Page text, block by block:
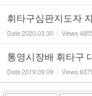
휘타구심판지도자
Date2020.03.30 Views
통영시장배 휘타구
Date2019.09.09 Views